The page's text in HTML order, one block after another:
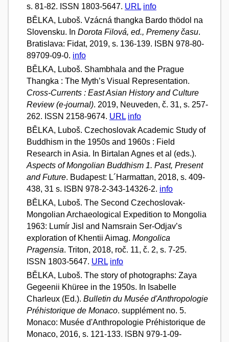
s. 81-82. ISSN 1803-5647. URL info
BĚLKA, Luboš. Vzácná thangka Bardo thödol na
Slovensku. In Dorota Filová, ed., Premeny času.
Bratislava: Fidat, 2019, s. 136-139. ISBN 978-80-
89709-09-0. info
BĚLKA, Luboš. Shambhala and the Prague
Thangka : The Myth’s Visual Representation.
Cross-Currents : East Asian History and Culture
Review (e-journal). 2019, Neuveden, č. 31, s. 257-
262. ISSN 2158-9674. URL info
BĚLKA, Luboš. Czechoslovak Academic Study of
Buddhism in the 1950s and 1960s : Field
Research in Asia. In Birtalan Agnes et al (eds.).
Aspects of Mongolian Buddhism 1. Past, Present
and Future. Budapest: L´Harmattan, 2018, s. 409-
438, 31 s. ISBN 978-2-343-14326-2. info
BĚLKA, Luboš. The Second Czechoslovak-
Mongolian Archaeological Expedition to Mongolia
1963: Lumír Jisl and Namsrain Ser-Odjav’s
exploration of Khentii Aimag. Mongolica
Pragensia. Triton, 2018, roč. 11, č. 2, s. 7-25.
ISSN 1803-5647. URL info
BĚLKA, Luboš. The story of photographs: Zaya
Gegeenii Khüree in the 1950s. In Isabelle
Charleux (Ed.). Bulletin du Musée d'Anthropologie
Préhistorique de Monaco. supplément no. 5.
Monaco: Musée d'Anthropologie Préhistorique de
Monaco, 2016, s. 121-133. ISBN 979-1-09-